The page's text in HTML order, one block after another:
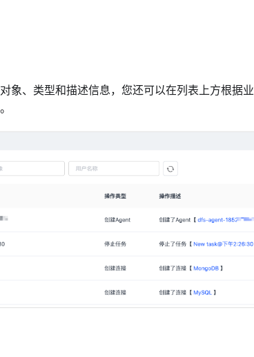
象、类型和描述信息，您还可以在列表上方根据业